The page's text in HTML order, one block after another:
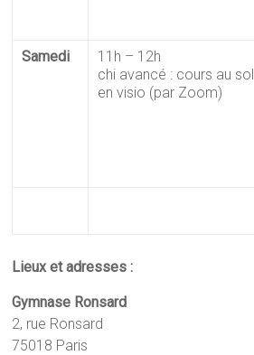
Samedi
11h – 12h
chi avancé : cours au sol
en visio (par Zoom)
Lieux et adresses :
Gymnase Ronsard
2, rue Ronsard
75018 Paris